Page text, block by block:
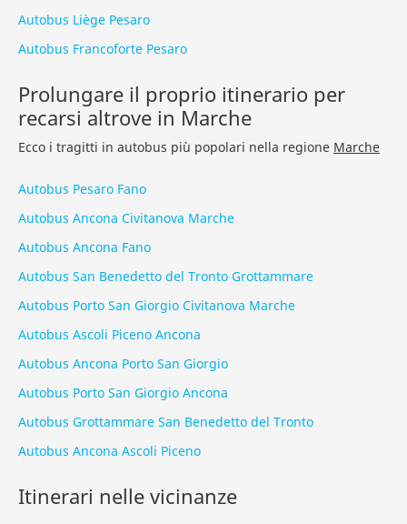
Autobus Liège Pesaro
Autobus Francoforte Pesaro
Prolungare il proprio itinerario per
recarsi altrove in Marche
Ecco i tragitti in autobus più popolari nella regione Marche
Autobus Pesaro Fano
Autobus Ancona Civitanova Marche
Autobus Ancona Fano
Autobus San Benedetto del Tronto Grottammare
Autobus Porto San Giorgio Civitanova Marche
Autobus Ascoli Piceno Ancona
Autobus Ancona Porto San Giorgio
Autobus Porto San Giorgio Ancona
Autobus Grottammare San Benedetto del Tronto
Autobus Ancona Ascoli Piceno
Itinerari nelle vicinanze